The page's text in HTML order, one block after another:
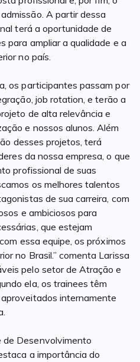
A partir dessa
terá a oportunidade de
para ampliar a qualidade e a
no país.
os participantes passam por
job rotation, e terão a
de alta relevância e
e nossos alunos. Além
desses projetos, terá
da nossa empresa, o que
profissional de suas
os melhores talentos
de sua carreira, com
e ambiciosos para
que estejam
essa equipe, os próximos
no Brasil.” comenta Larissa
pelo setor de Atração e
ela, os trainees têm
internamente
de Desenvolvimento
a importância do